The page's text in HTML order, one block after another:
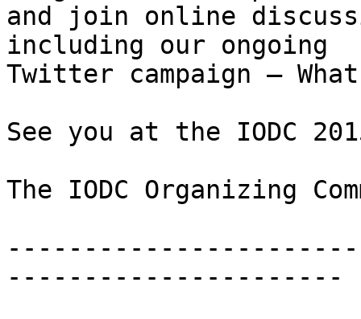
and join online
including our ongoing
Twitter campaign –
See you at the IODC
The IODC Organizing
----------------------